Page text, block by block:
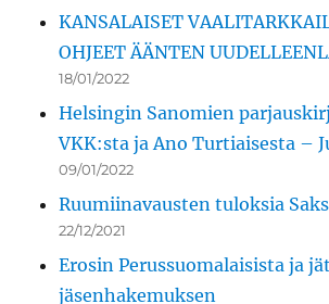
KANSALAISET
OHJEET ÄÄNTEN
18/01/2022
Helsingin Sanomien
VKK:sta ja Ano Turtiaisesta –
09/01/2022
Ruumiinavausten tuloksia
22/12/2021
Erosin Perussuomalaisista ja
jäsenhakemuksen